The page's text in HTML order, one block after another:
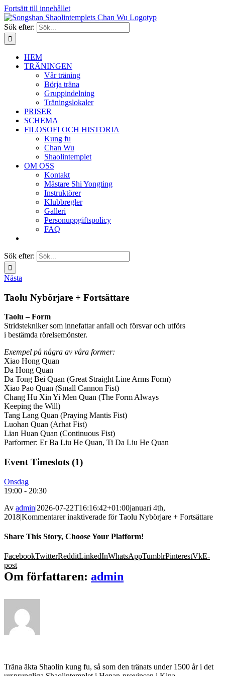
Fortsätt till innehållet
Sök efter:
HEM
TRÄNINGEN
Vår träning
Börja träna
Gruppindelning
Träningslokaler
PRISER
SCHEMA
FILOSOFI OCH HISTORIA
Kung fu
Chan Wu
Shaolintemplet
OM OSS
Kontakt
Mästare Shi Yongting
Instruktörer
Klubbregler
Galleri
Personuppgiftspolicy
FAQ
Sök efter:
Nästa
Taolu Nybörjare + Fortsättare
Taolu – Form
Stridstekniker som innefattar anfall och försvar och utförs
i bestämda rörelsemönster.
Exempel på några av våra former:
Xiao Hong Quan
Da Hong Quan
Da Tong Bei Quan (Great Straight Line Arms Form)
Xiao Pao Quan (Small Cannon Fist)
Chang Hu Xin Yi Men Quan (The Form Always
Keeping the Will)
Tang Lang Quan (Praying Mantis Fist)
Luohan Quan (Arhat Fist)
Lian Huan Quan (Continuous Fist)
Parformer: Er Ba Liu He Quan, Ti Da Liu He Quan
Event Timeslots (1)
Onsdag
19:00 - 20:30
Av admin|2026-07-22T16:16:42+01:00januari 4th,
2018|Kommentarer inaktiverade för Taolu Nybörjare + Fortsättare
Share This Story, Choose Your Platform!
FacebookTwitterRedditLinkedInWhatsAppTumblrPinterestVkE-
post
Om författaren: admin
Träna äkta Shaolin kung fu, så som den tränats under 1500 år i det